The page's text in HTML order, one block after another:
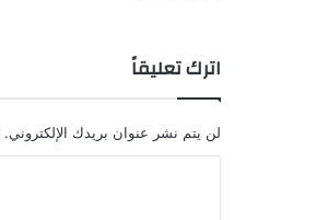
اترك تعليقاً
لن يتم نشر عنوان بريدك الإلكتروني.